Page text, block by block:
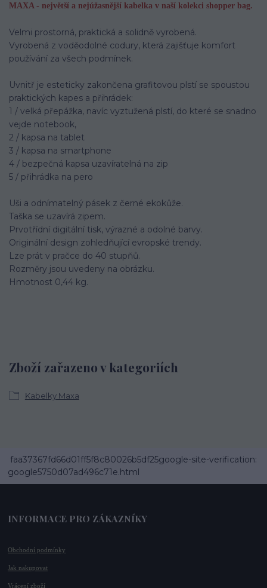
MAXA - největší a nejúžasnější kabelka v naší kolekci shopper bag.
Velmi prostorná, praktická a solidně vyrobená.
Vyrobená z voděodolné codury, která zajišťuje komfort
používání za všech podmínek.
Uvnitř je esteticky zakončena grafitovou plstí se spoustou
praktických kapes a přihrádek:
1 / velká přepážka, navíc vyztužená plstí, do které se snadno
vejde notebook,
2 / kapsa na tablet
3 / kapsa na smartphone
4 / bezpečná kapsa uzavíratelná na zip
5 / přihrádka na pero
Uši a odnímatelný pásek z černé ekokůže.
Taška se uzavírá zipem.
Prvotřídní digitální tisk, výrazné a odolné barvy.
Originální design zohledňující evropské trendy.
Lze prát v pračce do 40 stupňů.
Rozměry jsou uvedeny na obrázku.
Hmotnost 0,44 kg.
Zboží zařazeno v kategoriích
Kabelky Maxa
faa37367fd66d01ff5f8c80026b5df25google-site-verification:
google5750d07ad496c71e.html
INFORMACE PRO ZÁKAZNÍKY
Obchodní podmínky
Jak nakupovat
Vrácení zboží